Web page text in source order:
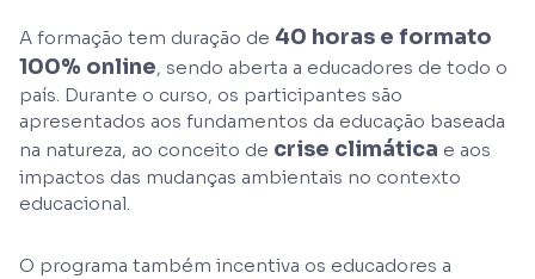
A formação tem duração de 40 horas e formato
100% online, sendo aberta a educadores de todo o
país. Durante o curso, os participantes são
apresentados aos fundamentos da educação baseada
na natureza, ao conceito de crise climática e aos
impactos das mudanças ambientais no contexto
educacional.
O programa também incentiva os educadores a